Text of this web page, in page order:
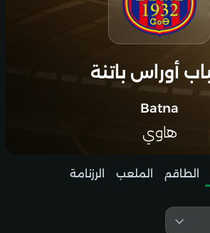
أوراس باتنة
Batna
هاوي
الطاقم الملعب الرزنامة